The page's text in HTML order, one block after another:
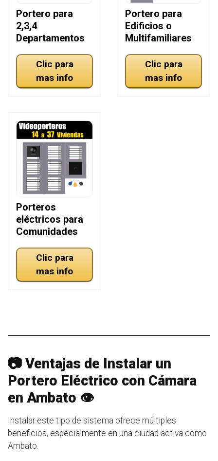
Portero para
2,3,4
Departamentos
Clic para
mas info
Portero para
Edificios o
Multifamiliares
Clic para
mas info
Porteros
eléctricos para
Comunidades
Clic para
mas info
📷 Ventajas de Instalar un
Portero Eléctrico con Cámara
en Ambato 👁️
Instalar este tipo de sistema ofrece múltiples
beneficios, especialmente en una ciudad activa como
Ambato.